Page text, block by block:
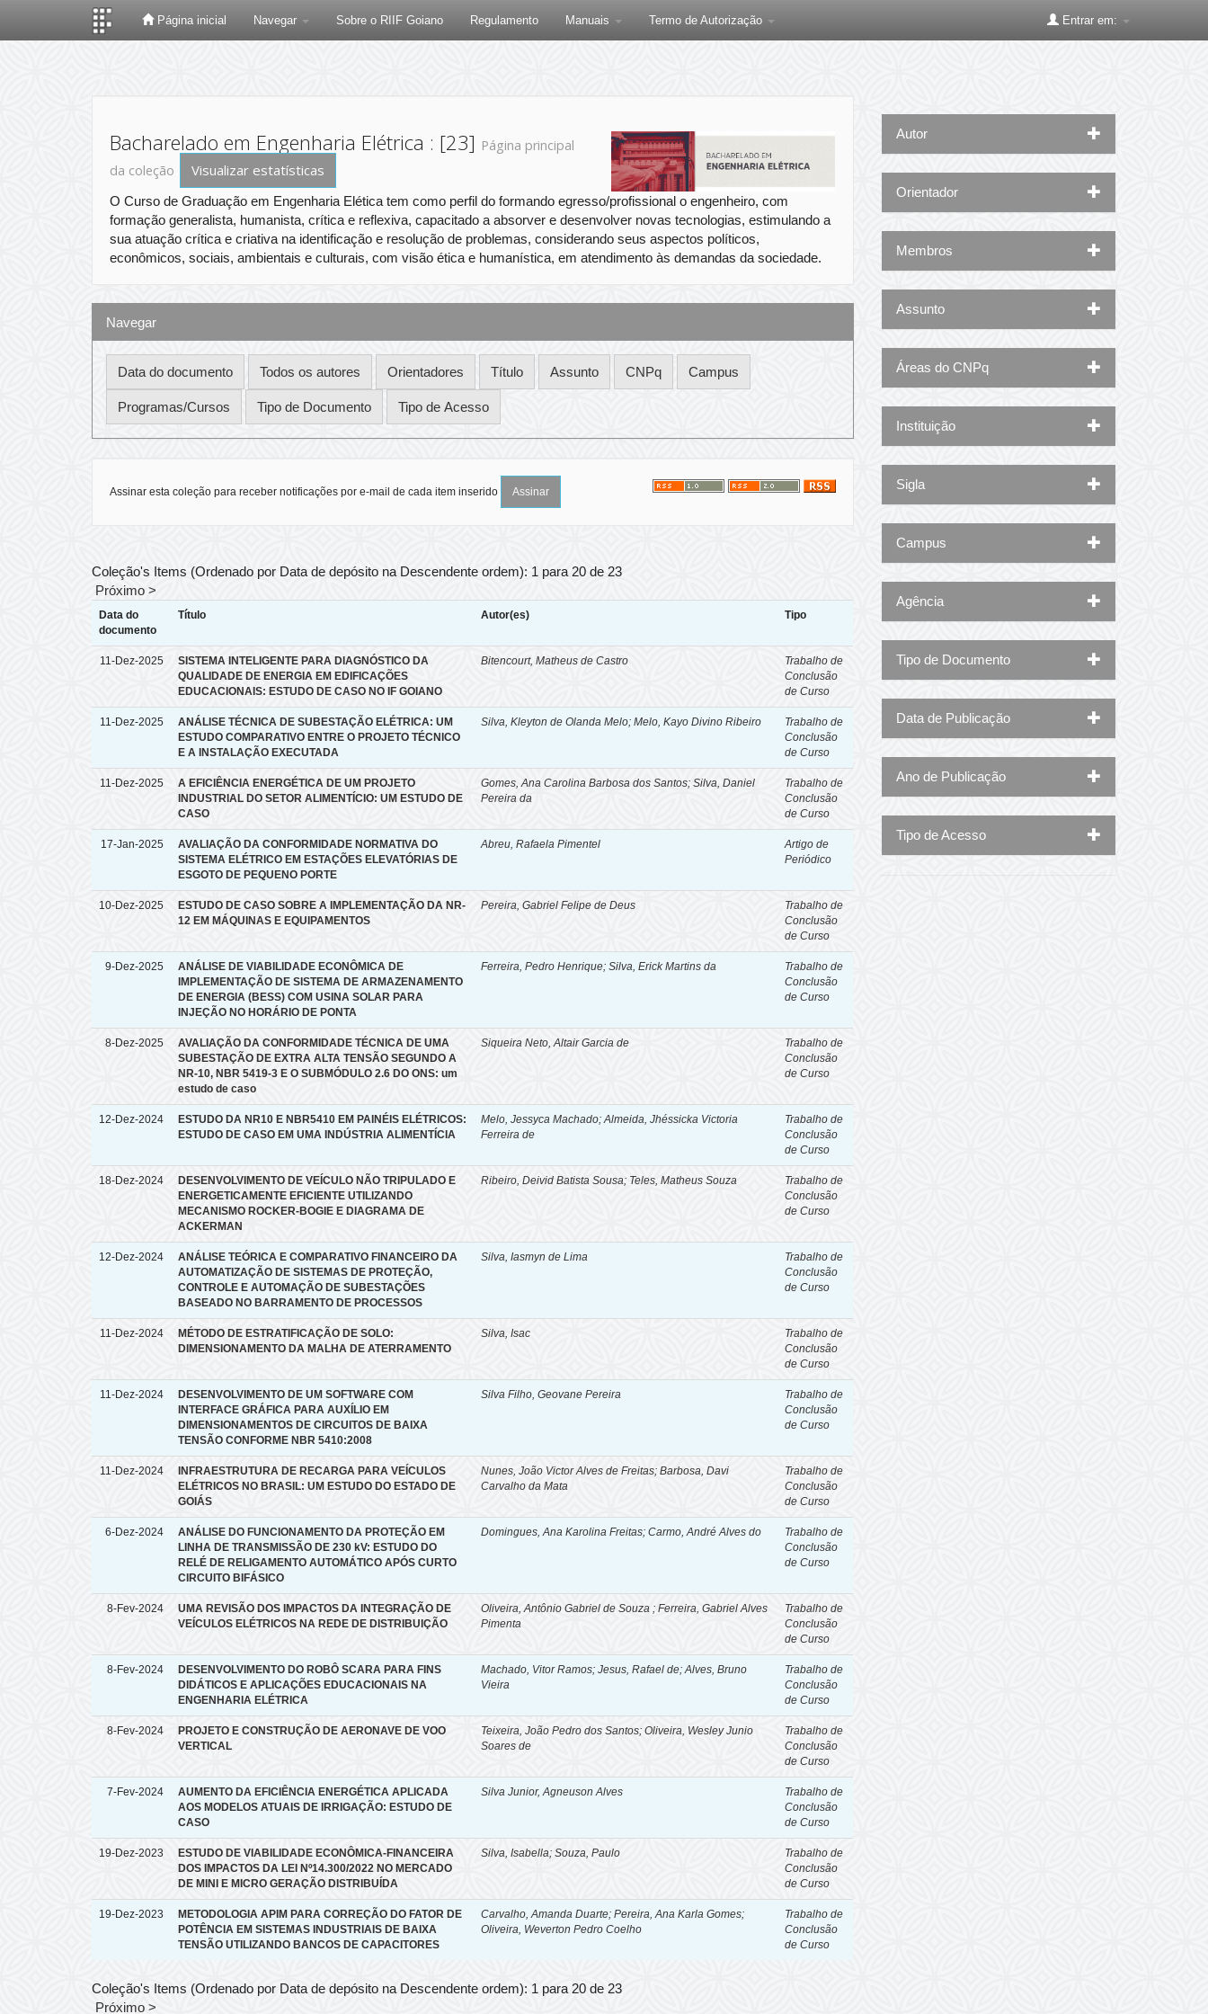
Página inicial Navegar Sobre o RIIF Goiano Regulamento Manuais Termo de Autorização Entrar em:
Bacharelado em Engenharia Elétrica : [23] Página principal
da coleção
Visualizar estatísticas
O Curso de Graduação em Engenharia Elética tem como perfil do formando egresso/profissional o engenheiro, com
formação generalista, humanista, crítica e reflexiva, capacitado a absorver e desenvolver novas tecnologias, estimulando a
sua atuação crítica e criativa na identificação e resolução de problemas, considerando seus aspectos políticos,
econômicos, sociais, ambientais e culturais, com visão ética e humanística, em atendimento às demandas da sociedade.
Navegar
Assinar esta coleção para receber notificações por e-mail de cada item inserido
Coleção's Items (Ordenado por Data de depósito na Descendente ordem): 1 para 20 de 23
Próximo >
Data do
documento
Título Autor(es) Tipo
11-Dez-2025
SISTEMA INTELIGENTE PARA DIAGNÓSTICO DA
QUALIDADE DE ENERGIA EM EDIFICAÇÕES
EDUCACIONAIS: ESTUDO DE CASO NO IF GOIANO
Bitencourt, Matheus de Castro
Trabalho de
Conclusão
de Curso
11-Dez-2025
ANÁLISE TÉCNICA DE SUBESTAÇÃO ELÉTRICA: UM
ESTUDO COMPARATIVO ENTRE O PROJETO TÉCNICO
E A INSTALAÇÃO EXECUTADA
Silva, Kleyton de Olanda Melo; Melo, Kayo Divino Ribeiro
Trabalho de
Conclusão
de Curso
11-Dez-2025
A EFICIÊNCIA ENERGÉTICA DE UM PROJETO
INDUSTRIAL DO SETOR ALIMENTÍCIO: UM ESTUDO DE
CASO
Gomes, Ana Carolina Barbosa dos Santos; Silva, Daniel
Pereira da
Trabalho de
Conclusão
de Curso
17-Jan-2025
AVALIAÇÃO DA CONFORMIDADE NORMATIVA DO
SISTEMA ELÉTRICO EM ESTAÇÕES ELEVATÓRIAS DE
ESGOTO DE PEQUENO PORTE
Abreu, Rafaela Pimentel
Artigo de
Periódico
10-Dez-2025
ESTUDO DE CASO SOBRE A IMPLEMENTAÇÃO DA NR-
12 EM MÁQUINAS E EQUIPAMENTOS
Pereira, Gabriel Felipe de Deus
Trabalho de
Conclusão
de Curso
9-Dez-2025
ANÁLISE DE VIABILIDADE ECONÔMICA DE
IMPLEMENTAÇÃO DE SISTEMA DE ARMAZENAMENTO
DE ENERGIA (BESS) COM USINA SOLAR PARA
INJEÇÃO NO HORÁRIO DE PONTA
Ferreira, Pedro Henrique; Silva, Erick Martins da
Trabalho de
Conclusão
de Curso
8-Dez-2025
AVALIAÇÃO DA CONFORMIDADE TÉCNICA DE UMA
SUBESTAÇÃO DE EXTRA ALTA TENSÃO SEGUNDO A
NR-10, NBR 5419-3 E O SUBMÓDULO 2.6 DO ONS: um
estudo de caso
Siqueira Neto, Altair Garcia de
Trabalho de
Conclusão
de Curso
12-Dez-2024
ESTUDO DA NR10 E NBR5410 EM PAINÉIS ELÉTRICOS:
ESTUDO DE CASO EM UMA INDÚSTRIA ALIMENTÍCIA
Melo, Jessyca Machado; Almeida, Jhéssicka Victoria
Ferreira de
Trabalho de
Conclusão
de Curso
18-Dez-2024
DESENVOLVIMENTO DE VEÍCULO NÃO TRIPULADO E
ENERGETICAMENTE EFICIENTE UTILIZANDO
MECANISMO ROCKER-BOGIE E DIAGRAMA DE
ACKERMAN
Ribeiro, Deivid Batista Sousa; Teles, Matheus Souza
Trabalho de
Conclusão
de Curso
12-Dez-2024
ANÁLISE TEÓRICA E COMPARATIVO FINANCEIRO DA
AUTOMATIZAÇÃO DE SISTEMAS DE PROTEÇÃO,
CONTROLE E AUTOMAÇÃO DE SUBESTAÇÕES
BASEADO NO BARRAMENTO DE PROCESSOS
Silva, Iasmyn de Lima
Trabalho de
Conclusão
de Curso
11-Dez-2024
MÉTODO DE ESTRATIFICAÇÃO DE SOLO:
DIMENSIONAMENTO DA MALHA DE ATERRAMENTO
Silva, Isac
Trabalho de
Conclusão
de Curso
11-Dez-2024
DESENVOLVIMENTO DE UM SOFTWARE COM
INTERFACE GRÁFICA PARA AUXÍLIO EM
DIMENSIONAMENTOS DE CIRCUITOS DE BAIXA
TENSÃO CONFORME NBR 5410:2008
Silva Filho, Geovane Pereira
Trabalho de
Conclusão
de Curso
11-Dez-2024
INFRAESTRUTURA DE RECARGA PARA VEÍCULOS
ELÉTRICOS NO BRASIL: UM ESTUDO DO ESTADO DE
GOIÁS
Nunes, João Victor Alves de Freitas; Barbosa, Davi
Carvalho da Mata
Trabalho de
Conclusão
de Curso
6-Dez-2024
ANÁLISE DO FUNCIONAMENTO DA PROTEÇÃO EM
LINHA DE TRANSMISSÃO DE 230 kV: ESTUDO DO
RELÉ DE RELIGAMENTO AUTOMÁTICO APÓS CURTO
CIRCUITO BIFÁSICO
Domingues, Ana Karolina Freitas; Carmo, André Alves do
Trabalho de
Conclusão
de Curso
8-Fev-2024
UMA REVISÃO DOS IMPACTOS DA INTEGRAÇÃO DE
VEÍCULOS ELÉTRICOS NA REDE DE DISTRIBUIÇÃO
Oliveira, Antônio Gabriel de Souza ; Ferreira, Gabriel Alves
Pimenta
Trabalho de
Conclusão
de Curso
8-Fev-2024
DESENVOLVIMENTO DO ROBÔ SCARA PARA FINS
DIDÁTICOS E APLICAÇÕES EDUCACIONAIS NA
ENGENHARIA ELÉTRICA
Machado, Vitor Ramos; Jesus, Rafael de; Alves, Bruno
Vieira
Trabalho de
Conclusão
de Curso
8-Fev-2024
PROJETO E CONSTRUÇÃO DE AERONAVE DE VOO
VERTICAL
Teixeira, João Pedro dos Santos; Oliveira, Wesley Junio
Soares de
Trabalho de
Conclusão
de Curso
7-Fev-2024
AUMENTO DA EFICIÊNCIA ENERGÉTICA APLICADA
AOS MODELOS ATUAIS DE IRRIGAÇÃO: ESTUDO DE
CASO
Silva Junior, Agneuson Alves
Trabalho de
Conclusão
de Curso
19-Dez-2023
ESTUDO DE VIABILIDADE ECONÔMICA-FINANCEIRA
DOS IMPACTOS DA LEI Nº14.300/2022 NO MERCADO
DE MINI E MICRO GERAÇÃO DISTRIBUÍDA
Silva, Isabella; Souza, Paulo
Trabalho de
Conclusão
de Curso
19-Dez-2023
METODOLOGIA APIM PARA CORREÇÃO DO FATOR DE
POTÊNCIA EM SISTEMAS INDUSTRIAIS DE BAIXA
TENSÃO UTILIZANDO BANCOS DE CAPACITORES
Carvalho, Amanda Duarte; Pereira, Ana Karla Gomes;
Oliveira, Weverton Pedro Coelho
Trabalho de
Conclusão
de Curso
Coleção's Items (Ordenado por Data de depósito na Descendente ordem): 1 para 20 de 23
Próximo >
Autor
Orientador
Membros
Assunto
Áreas do CNPq
Instituição
Sigla
Campus
Agência
Tipo de Documento
Data de Publicação
Ano de Publicação
Tipo de Acesso